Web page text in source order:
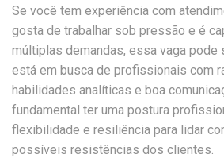
Se você tem experiência com
gosta de trabalhar sob pressão e é
múltiplas demandas, essa vaga pode
está em busca de profissionais com
habilidades analíticas e boa
fundamental ter uma postura
flexibilidade e resiliência para lidar
possíveis resistências dos clientes.